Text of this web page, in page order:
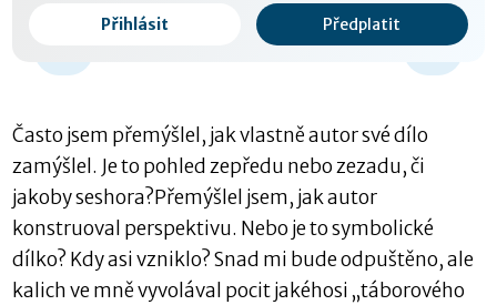
Přihlásit Předplatit
0:00 / 0:00
Často jsem přemýšlel, jak vlastně autor své dílo
zamýšlel. Je to pohled zepředu nebo zezadu, či
jakoby seshora?Přemýšlel jsem, jak autor
konstruoval perspektivu. Nebo je to symbolické
dílko? Kdy asi vzniklo? Snad mi bude odpuštěno, ale
kalich ve mně vyvolával pocit jakéhosi „táborového